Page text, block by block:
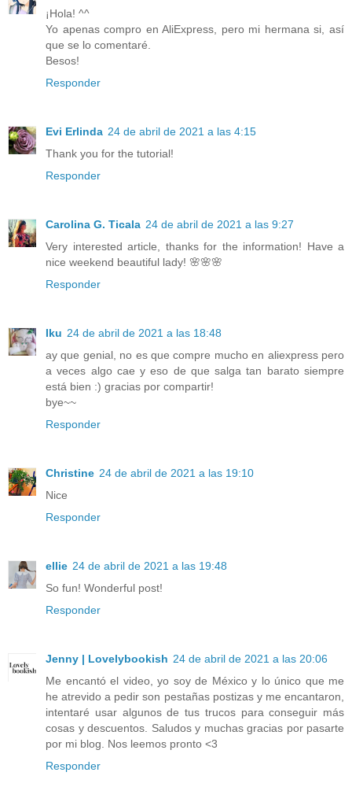
¡Hola! ^^
Yo apenas compro en AliExpress, pero mi hermana si, así
que se lo comentaré.
Besos!
Responder
Evi Erlinda 24 de abril de 2021 a las 4:15
Thank you for the tutorial!
Responder
Carolina G. Ticala 24 de abril de 2021 a las 9:27
Very interested article, thanks for the information! Have a
nice weekend beautiful lady! 🌸🌸🌸
Responder
Iku 24 de abril de 2021 a las 18:48
ay que genial, no es que compre mucho en aliexpress pero
a veces algo cae y eso de que salga tan barato siempre
está bien :) gracias por compartir!
bye~~
Responder
Christine 24 de abril de 2021 a las 19:10
Nice
Responder
ellie 24 de abril de 2021 a las 19:48
So fun! Wonderful post!
Responder
Jenny | Lovelybookish 24 de abril de 2021 a las 20:06
Me encantó el video, yo soy de México y lo único que me
he atrevido a pedir son pestañas postizas y me encantaron,
intentaré usar algunos de tus trucos para conseguir más
cosas y descuentos. Saludos y muchas gracias por pasarte
por mi blog. Nos leemos pronto <3
Responder